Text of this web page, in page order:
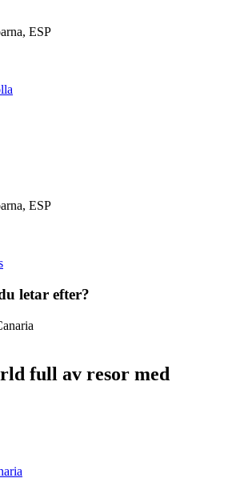
ESP
ESP
letar efter?
full av resor med